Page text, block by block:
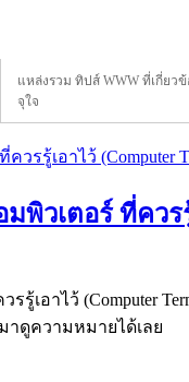
แหล่งรวม ทิปส์ WWW ที่เกี่ยว
จุใจ
วเตอร์ ที่ควรรู้
อาไว้ (Computer
าดูความหมายได้เลย